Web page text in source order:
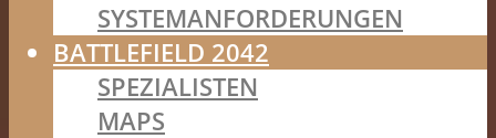
SYSTEMANFORDERUNGEN
BATTLEFIELD 2042
SPEZIALISTEN
MAPS